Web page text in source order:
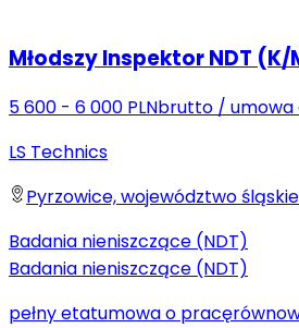
Młodszy Inspektor NDT (K/
5 600 - 6 000 PLNbrutto /
LS Technics
Pyrzowice, województwo śląskie
Badania nieniszczące (NDT)
Badania nieniszczące (NDT)
pełny etatumowa o pracę